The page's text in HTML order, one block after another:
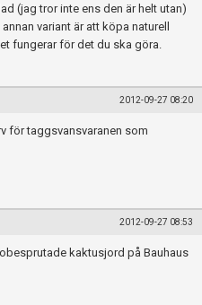
(jag tror inte ens den är helt utan)
variant är att köpa naturell
fungerar för det du ska göra.
2012-09-27 08:20
för taggsvansvaranen som
2012-09-27 08:53
kaktusjord på Bauhaus